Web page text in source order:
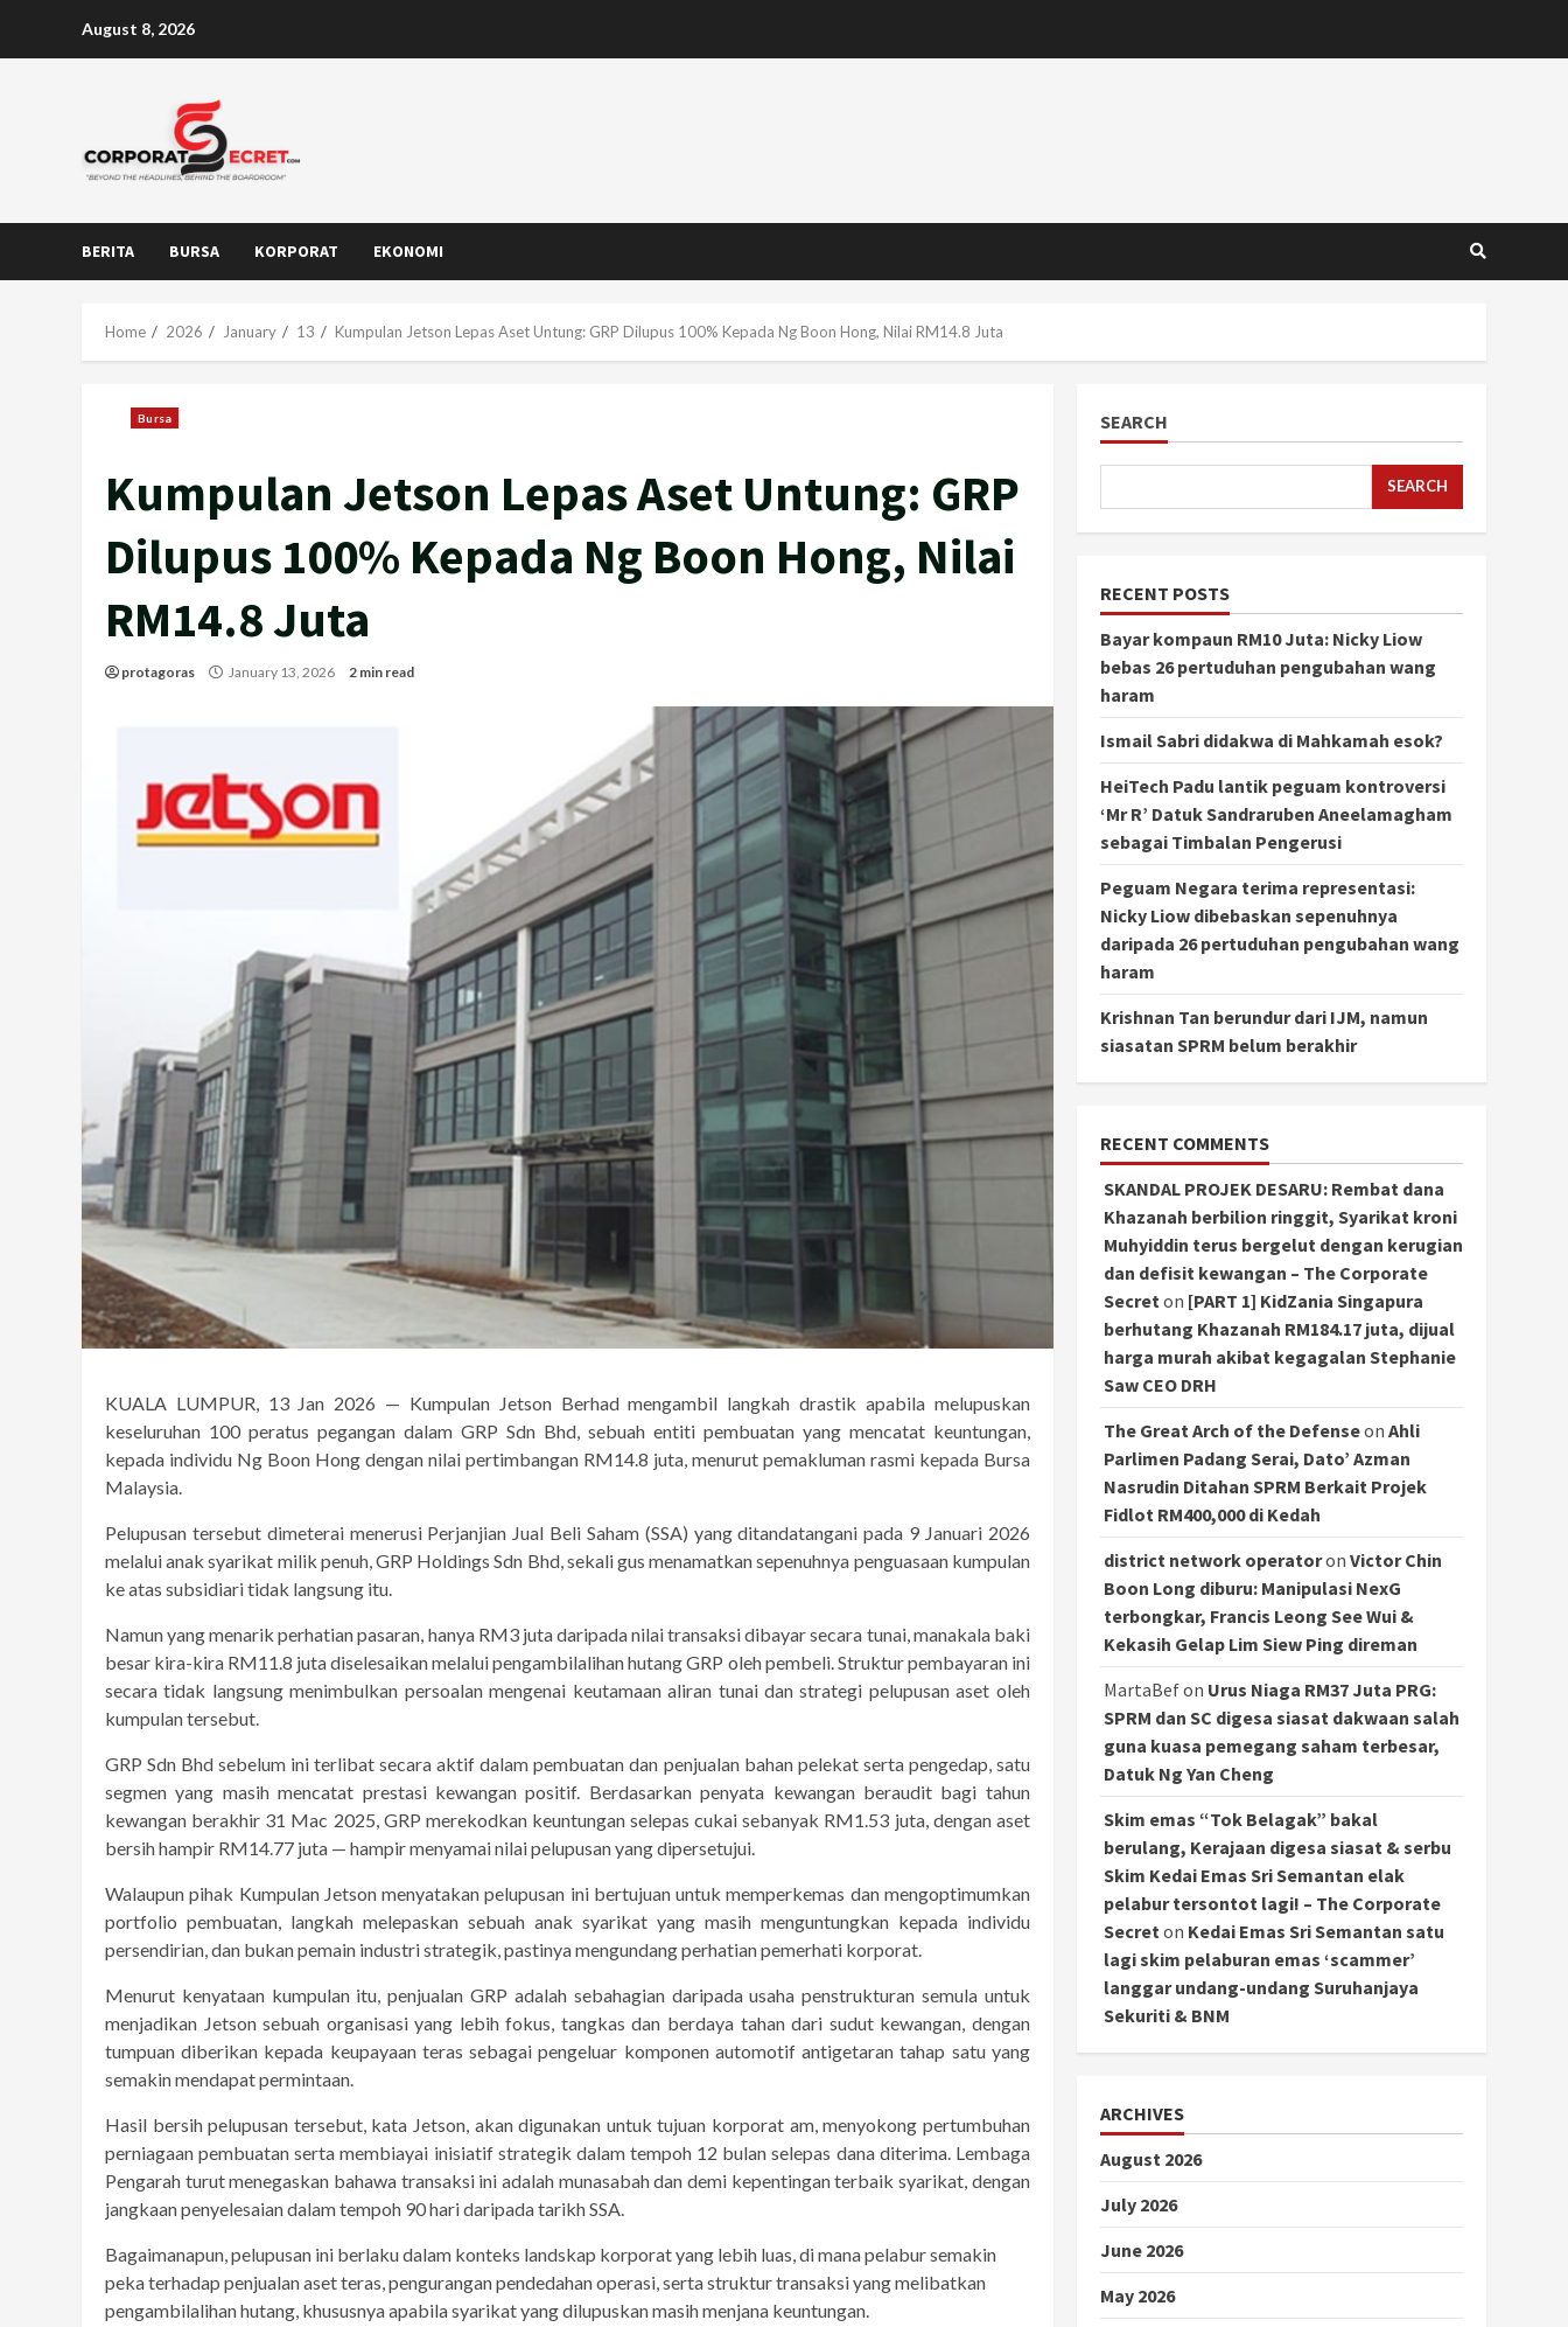
August 8, 2026
BERITA BURSA KORPORAT EKONOMI
Home 2026 January 13 Kumpulan Jetson Lepas Aset Untung: GRP Dilupus 100% Kepada Ng Boon Hong, Nilai RM14.8 Juta
Bursa
Kumpulan Jetson Lepas Aset Untung: GRP
Dilupus 100% Kepada Ng Boon Hong, Nilai
RM14.8 Juta
protagoras January 13, 2026 2 min read
KUALA LUMPUR, 13 Jan 2026 — Kumpulan Jetson Berhad mengambil langkah drastik apabila melupuskan
keseluruhan 100 peratus pegangan dalam GRP Sdn Bhd, sebuah entiti pembuatan yang mencatat keuntungan,
kepada individu Ng Boon Hong dengan nilai pertimbangan RM14.8 juta, menurut pemakluman rasmi kepada Bursa
Malaysia.
Pelupusan tersebut dimeterai menerusi Perjanjian Jual Beli Saham (SSA) yang ditandatangani pada 9 Januari 2026
melalui anak syarikat milik penuh, GRP Holdings Sdn Bhd, sekali gus menamatkan sepenuhnya penguasaan kumpulan
ke atas subsidiari tidak langsung itu.
Namun yang menarik perhatian pasaran, hanya RM3 juta daripada nilai transaksi dibayar secara tunai, manakala baki
besar kira-kira RM11.8 juta diselesaikan melalui pengambilalihan hutang GRP oleh pembeli. Struktur pembayaran ini
secara tidak langsung menimbulkan persoalan mengenai keutamaan aliran tunai dan strategi pelupusan aset oleh
kumpulan tersebut.
GRP Sdn Bhd sebelum ini terlibat secara aktif dalam pembuatan dan penjualan bahan pelekat serta pengedap, satu
segmen yang masih mencatat prestasi kewangan positif. Berdasarkan penyata kewangan beraudit bagi tahun
kewangan berakhir 31 Mac 2025, GRP merekodkan keuntungan selepas cukai sebanyak RM1.53 juta, dengan aset
bersih hampir RM14.77 juta — hampir menyamai nilai pelupusan yang dipersetujui.
Walaupun pihak Kumpulan Jetson menyatakan pelupusan ini bertujuan untuk memperkemas dan mengoptimumkan
portfolio pembuatan, langkah melepaskan sebuah anak syarikat yang masih menguntungkan kepada individu
persendirian, dan bukan pemain industri strategik, pastinya mengundang perhatian pemerhati korporat.
Menurut kenyataan kumpulan itu, penjualan GRP adalah sebahagian daripada usaha penstrukturan semula untuk
menjadikan Jetson sebuah organisasi yang lebih fokus, tangkas dan berdaya tahan dari sudut kewangan, dengan
tumpuan diberikan kepada keupayaan teras sebagai pengeluar komponen automotif antigetaran tahap satu yang
semakin mendapat permintaan.
Hasil bersih pelupusan tersebut, kata Jetson, akan digunakan untuk tujuan korporat am, menyokong pertumbuhan
perniagaan pembuatan serta membiayai inisiatif strategik dalam tempoh 12 bulan selepas dana diterima. Lembaga
Pengarah turut menegaskan bahawa transaksi ini adalah munasabah dan demi kepentingan terbaik syarikat, dengan
jangkaan penyelesaian dalam tempoh 90 hari daripada tarikh SSA.
Bagaimanapun, pelupusan ini berlaku dalam konteks landskap korporat yang lebih luas, di mana pelabur semakin
peka terhadap penjualan aset teras, pengurangan pendedahan operasi, serta struktur transaksi yang melibatkan
pengambilalihan hutang, khususnya apabila syarikat yang dilupuskan masih menjana keuntungan.
SEARCH
SEARCH
RECENT POSTS
Bayar kompaun RM10 Juta: Nicky Liow
bebas 26 pertuduhan pengubahan wang
haram
Ismail Sabri didakwa di Mahkamah esok?
HeiTech Padu lantik peguam kontroversi
‘Mr R’ Datuk Sandraruben Aneelamagham
sebagai Timbalan Pengerusi
Peguam Negara terima representasi:
Nicky Liow dibebaskan sepenuhnya
daripada 26 pertuduhan pengubahan wang
haram
Krishnan Tan berundur dari IJM, namun
siasatan SPRM belum berakhir
RECENT COMMENTS
SKANDAL PROJEK DESARU: Rembat dana
Khazanah berbilion ringgit, Syarikat kroni
Muhyiddin terus bergelut dengan kerugian
dan defisit kewangan – The Corporate
Secret on [PART 1] KidZania Singapura
berhutang Khazanah RM184.17 juta, dijual
harga murah akibat kegagalan Stephanie
Saw CEO DRH
The Great Arch of the Defenseon Ahli
Parlimen Padang Serai, Dato’ Azman
Nasrudin Ditahan SPRM Berkait Projek
Fidlot RM400,000 di Kedah
district network operatoron Victor Chin
Boon Long diburu: Manipulasi NexG
terbongkar, Francis Leong See Wui &
Kekasih Gelap Lim Siew Ping direman
MartaBefon Urus Niaga RM37 Juta PRG:
SPRM dan SC digesa siasat dakwaan salah
guna kuasa pemegang saham terbesar,
Datuk Ng Yan Cheng
Skim emas “Tok Belagak” bakal
berulang, Kerajaan digesa siasat & serbu
Skim Kedai Emas Sri Semantan elak
pelabur tersontot lagi! – The Corporate
Secret on Kedai Emas Sri Semantan satu
lagi skim pelaburan emas ‘scammer’
langgar undang-undang Suruhanjaya
Sekuriti & BNM
ARCHIVES
August 2026
July 2026
June 2026
May 2026